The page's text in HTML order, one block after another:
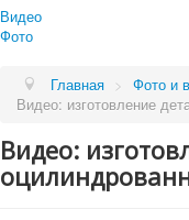
Обрезной брус
Погонажные изделия. Вагонка,
Малые архитектурные формы
Бани
Бани от 70 кв.м.
Дома
Дома от 150 кв.м.
Проекты "под ключ"
Дома из газобетона
Проекты
Цены
Статьи
Фото и видео
Видео
Фото
Главная > Фото и
Видео: изготовление
Видео: